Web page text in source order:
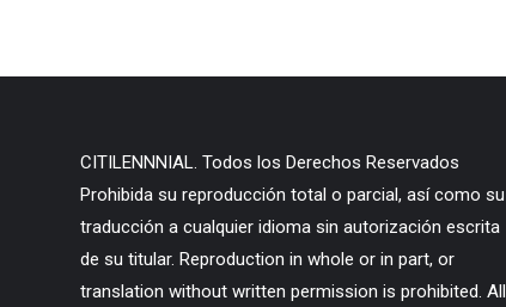
CITILENNNIAL. Todos los Derechos Reservados
Prohibida su reproducción total o parcial, así como su
traducción a cualquier idioma sin autorización escrita
de su titular. Reproduction in whole or in part, or
translation without written permission is prohibited. All